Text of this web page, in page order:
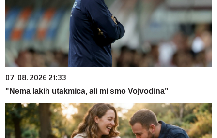
07. 08. 2026 21:33
"Nema lakih utakmica, ali mi smo Vojvodina"